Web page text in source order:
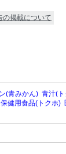
の掲載について
(青みかん) 青汁(
健用食品(トクホ)